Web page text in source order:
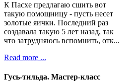
К Пасхе предлагаю сшить вот
такую помощницу - пусть несет
золотые яички. Последний раз
создавала такую 5 лет назад, так
что затрудняюсь вспомнить, отк...
Read more ...
Гусь-тильда. Мастер-класс